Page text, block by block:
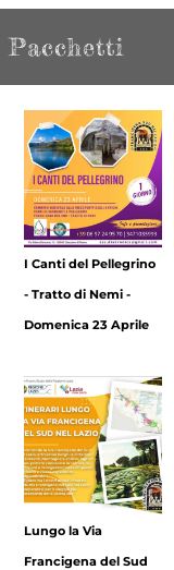
Pacchetti
I Canti del Pellegrino
- Tratto di Nemi -
Domenica 23 Aprile
Lungo la Via
Francigena del Sud